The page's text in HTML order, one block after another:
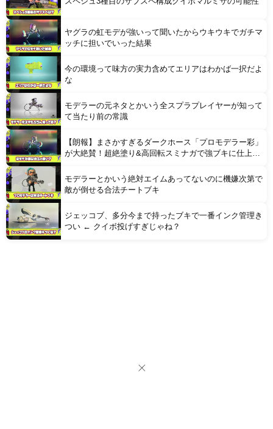
ヤグラの虹モデが強いって聞いたからウキウキでガチマ
ッチに担いでいった結果
今の環境って味方の実力含めてエリアはわかば一択だよ
な
モデラーの元ネタとかいう全スプラプレイヤーが知って
て当たり前の常識
【朗報】まさかすぎるダークホース「プロモデラー彩」
が大絶賛！超絶塗り&高回転スミナガで強ブキに仕上が
モデラーとかいう絶対エイムあってないのに機嫌次第で
敵が倒せる合法チートブキ
ジェッコブ、多分今まで持ったブキで一番インク管理き
つい ← クイボ投げすぎじゃね？